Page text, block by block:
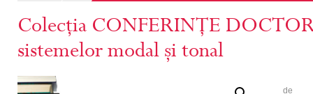
Colecția CONFERINȚE
sistemelor modal și tonal
de